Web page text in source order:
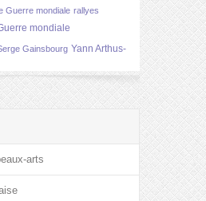
Guerre mondiale rallyes
mondiale
Gainsbourg Yann Arthus-
arts